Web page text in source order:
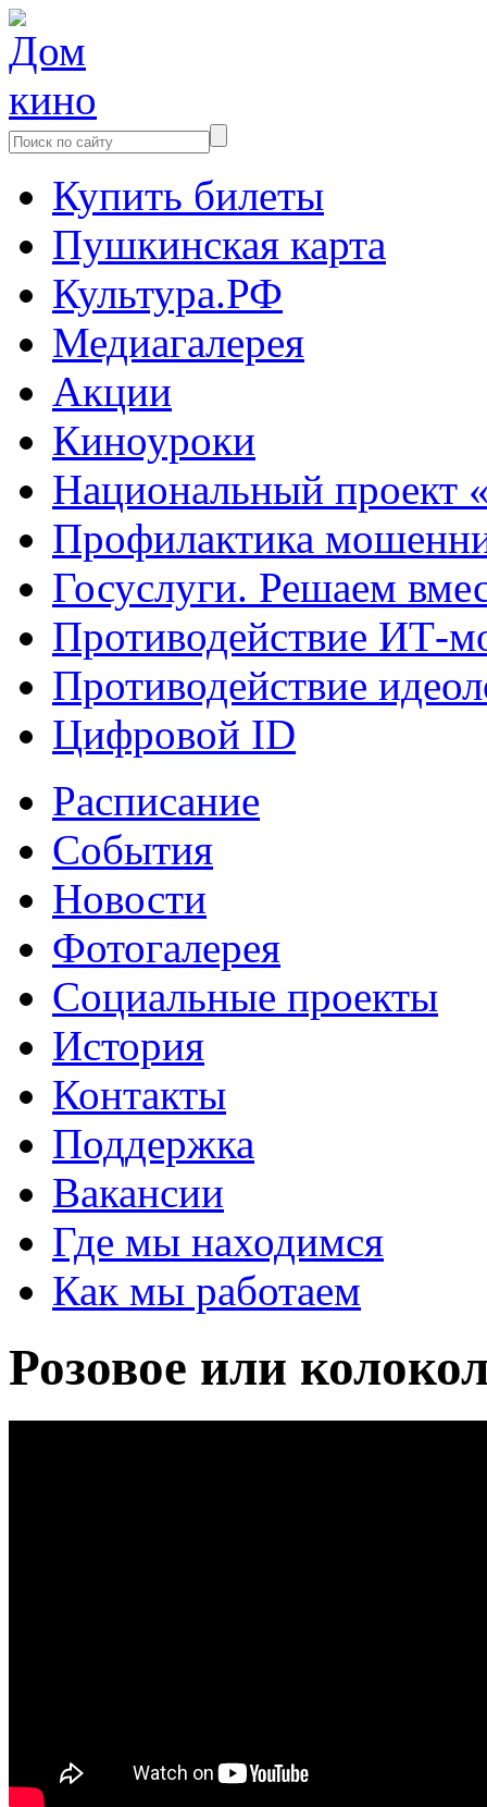
Купить билеты
Пушкинская карта
Культура.РФ
Медиагалерея
Акции
Киноуроки
Национальный проект
Профилактика
Госуслуги. Решаем
Противодействие ИТ-
Противодействие
Цифровой ID
Расписание
События
Новости
Фотогалерея
Социальные проекты
История
Контакты
Поддержка
Вакансии
Где мы находимся
Как мы работаем
Розовое или